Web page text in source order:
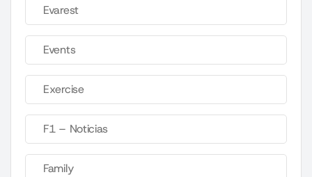
Evarest
Events
Exercise
F1 – Noticias
Family